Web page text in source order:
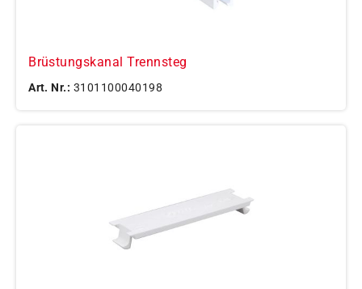
Brüstungskanal Trennsteg
Art. Nr.: 3101100040198